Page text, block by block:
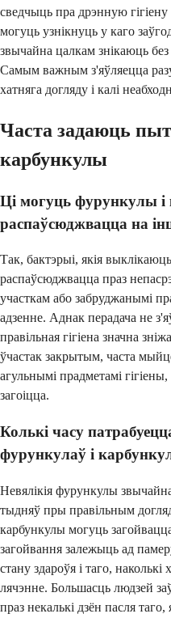
сведчыць пра дрэнную
могуць узнікнуць у каго
звычайна цалкам знікаюць
Самым важным з'яўляецца
хатняга догляду і калі
Часта задаюць
карбункулы
Ці могуць фурункулы
распаўсюджвацца на
Так, бактэрыі, якія
распаўсюджвацца праз
участкам або забруджанымі
адзенне. Аднак перадача не
правільная гігіена значна
ўчастак закрытым, часта
агульнымі прадметамі
загоіцца.
Колькі часу
фурункулаў і
Невялікія фурункулы
тыдняў пры правільным
карбункулы могуць
загойвання залежыць ад
стану здароўя і таго,
лячэнне. Большасць людзей
праз некалькі дзён пасля